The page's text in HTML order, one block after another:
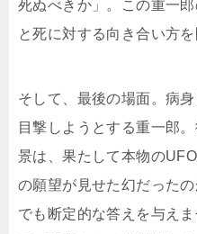
死ぬべきか」。この重一
と死に対する向き合い方
そして、最後の場面。病
目撃しようとする重一郎
景は、果たして本物の
の願望が見せた幻だった
でも断定的な答えを与え